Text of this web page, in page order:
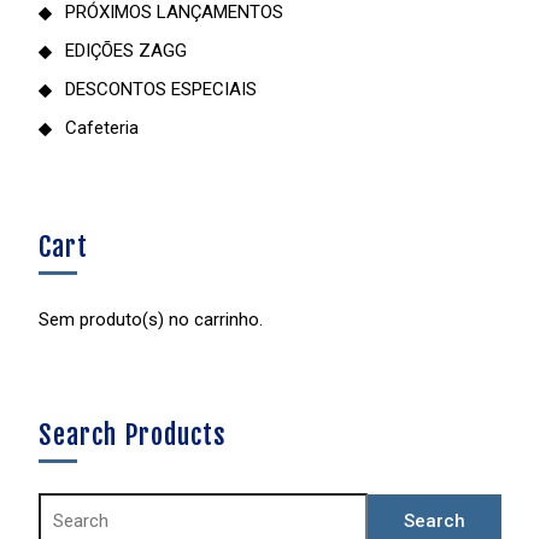
PRÓXIMOS LANÇAMENTOS
EDIÇÕES ZAGG
DESCONTOS ESPECIAIS
Cafeteria
Cart
Sem produto(s) no carrinho.
Search Products